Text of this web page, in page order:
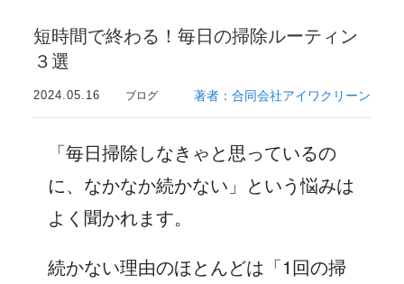
短時間で終わる！毎日の掃除ルーティン
３選
2024.05.16 ブログ 著者：合同会社アイワクリーン
「毎日掃除しなきゃと思っているの
に、なかなか続かない」という悩みは
よく聞かれます。
続かない理由のほとんどは「1回の掃